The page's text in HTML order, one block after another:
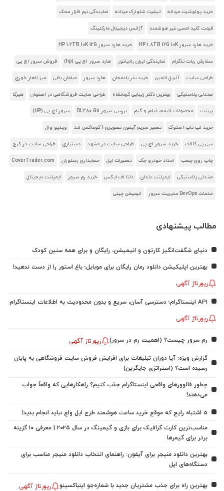
خرید پولوشرت مردانه تیشرت شلوارک مردانه نمایندگی نرم افزار محک
قیمت کلید لمسی غیر هوشمند آژانس دیجیتال مارکتینگ
خرید هارد سرور HP 1.8TB 12G 10K خرید هارد سرور HP 1.2TB 10K 12G
سفارش ربات تلگرام نمایندگی ایران رادیاتور هارد سرور اچ پی (hp) فروش سرور اچ پی
طراحی سایت آنریل انجین خرید بذر بادمجان هارد سرور مبلمان باغی میز ناهار خوری
صندلی پلاستیکی بهترین دکتر زیبایی کرمانشاه طراحی سایت فروشگاهی در اصفهان هیرکا
پرینت محصولات انیمه، فیلم و گیم بررسی سرور DL380 G11 سرور اچ پی (HP)
خرید لپ تاپ استوک تعمیر سریع آیفون تصویری | کوماکس لند ویدیو وال
سی پی کالاف خرید سرور اچ پی طراحی سایت در مشهد دستیاری طراحی سایت در کرج
چاپ روی چسب امداد خودرو جک تعمیرات اپل حسابداری رستوران CoverTrader.com
صندلی پلاستیکی ایمپلنت دندان دلتا اف ایکس خرید رم سرور ایمپلنت دیجیتال
خدمات DevOps مدیریت سرور انیمیشن چینی
مطالب پیشنهادی
دنیای شگفت‌انگیز کارتون و انیمیشن، رایگان و برای همه سنین کودک
بهترین اپلیکیشن دانلود رمان رایگان برای موبایل؛ باغ استور را از دست ندهید!
رپورتاژ آگهی
API اینستاگرام؛ دسترسی آسان، سریع و بدون محدودیت به اطلاعات اینستاگرام
رپورتاژ آگهی
رم سرور چیست؟ (اهمیت رم در سرور) رپورتاژ آگهی
گزارش ویژه: آیا دوران تبلیغات برای افزایش فروش سایت فروشگاهی به پایان
رسیده است؟ (استراتژی جایگزین)
چطور فالوورهای واقعی اینستاگرام جذب کنیم؟ راهکارهایی که واقعاً جواب
می‌دهند!
5 اشتباه رایج که موقع خرید ساعت هوشمند طرح اپل واچ نباید انجام بدید!
مناسب‌ترین کارت گرافیک برای بازی و گیمینگ در سال ۲۰۲۵ | معرفی ۱۰ گزینه
برتر برای گیمرها
بهترین دانلود منیجر برای آیفون: راهنمای انتخاب دانلود منیجر مناسب برای
دستگاه‌های اپل
بهترین راه برای جذب مشتریان جدید با شماره‌جو اینباکسینو رپورتاژ آگهی